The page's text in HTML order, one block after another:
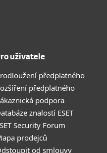
uživatele
předplatného
předplatného
podpora
znalostí ESET
Security Forum
prodejců
od smlouvy